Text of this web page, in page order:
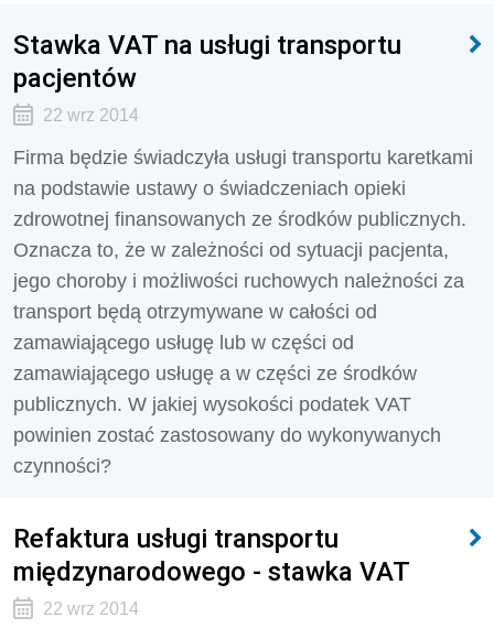
Stawka VAT na usługi transportu
pacjentów
22 wrz 2014
Firma będzie świadczyła usługi transportu karetkami
na podstawie ustawy o świadczeniach opieki
zdrowotnej finansowanych ze środków publicznych.
Oznacza to, że w zależności od sytuacji pacjenta,
jego choroby i możliwości ruchowych należności za
transport będą otrzymywane w całości od
zamawiającego usługę lub w części od
zamawiającego usługę a w części ze środków
publicznych. W jakiej wysokości podatek VAT
powinien zostać zastosowany do wykonywanych
czynności?
Refaktura usługi transportu
międzynarodowego - stawka VAT
22 wrz 2014